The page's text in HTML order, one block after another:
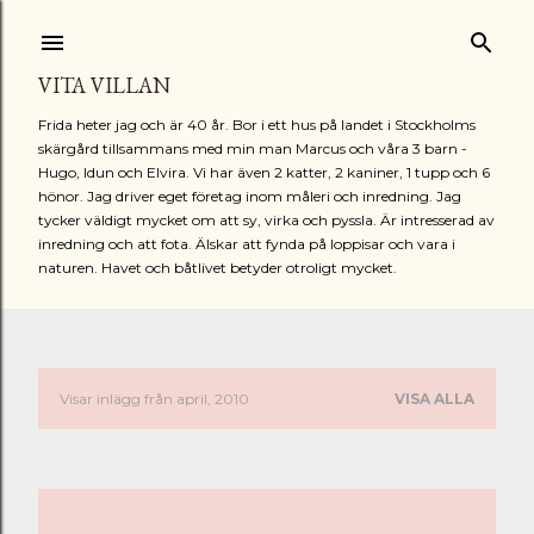
VITA VILLAN
Frida heter jag och är 40 år. Bor i ett hus på landet i Stockholms
skärgård tillsammans med min man Marcus och våra 3 barn -
Hugo, Idun och Elvira. Vi har även 2 katter, 2 kaniner, 1 tupp och 6
hönor. Jag driver eget företag inom måleri och inredning. Jag
tycker väldigt mycket om att sy, virka och pyssla. Är intresserad av
inredning och att fota. Älskar att fynda på loppisar och vara i
naturen. Havet och båtlivet betyder otroligt mycket.
I Visar inlägg från april, 2010 VISA ALLA